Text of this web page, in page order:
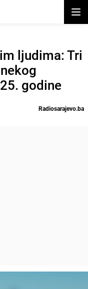
ljudima: Tri
godine
Radiosarajevo.ba